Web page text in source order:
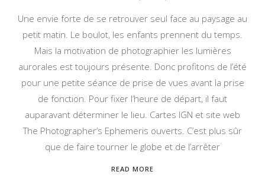
Une envie forte de se retrouver seul face au paysage au
petit matin. Le boulot, les enfants prennent du temps.
Mais la motivation de photographier les lumières
aurorales est toujours présente. Donc profitons de l’été
pour une petite séance de prise de vues avant la prise
de fonction. Pour fixer l’heure de départ, il faut
auparavant déterminer le lieu. Cartes IGN et site web
The Photographer’s Ephemeris ouverts. C’est plus sûr
que de faire tourner le globe et de l’arrêter
READ MORE